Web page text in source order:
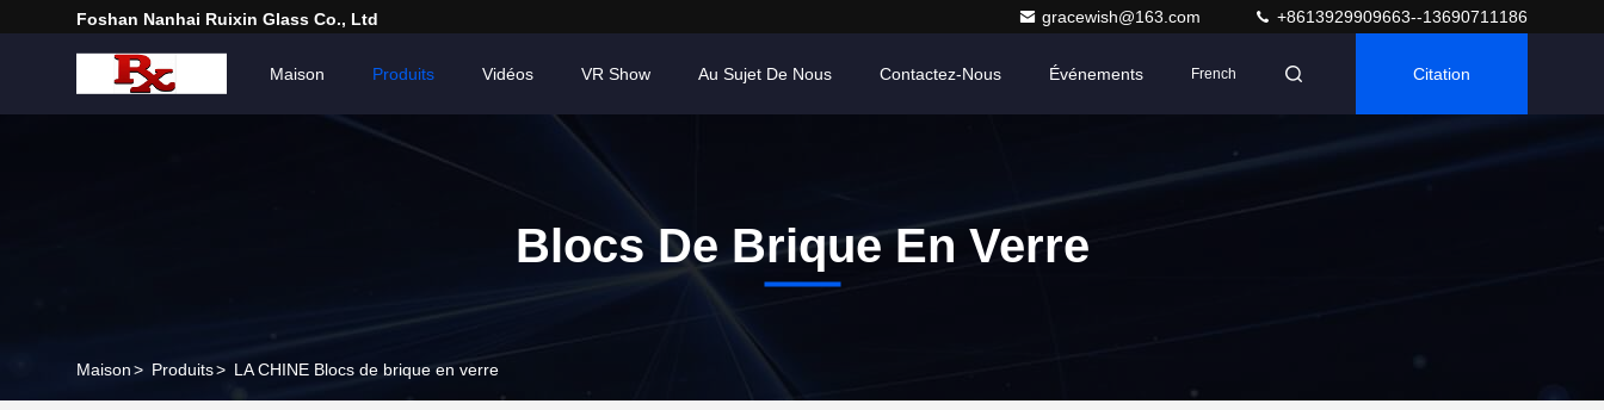
Foshan Nanhai Ruixin Glass Co., Ltd gracewish@163.com +8613929909663--13690711186
Maison Produits Vidéos VR Show Au Sujet De Nous Contactez-Nous Événements French Citation
Blocs De Brique En Verre
Maison> Produits> LA CHINE Blocs de brique en verre